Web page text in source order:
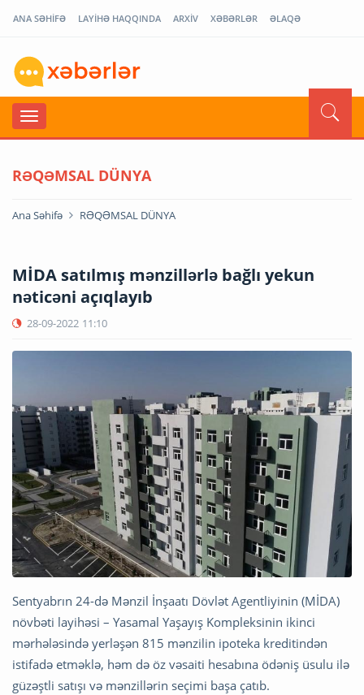
ANA SƏHİFƏ LAYİHƏ HAQQINDA ARXİV XƏBƏRLƏR ƏLAQƏ
RƏQƏMSAL DÜNYA
Ana Səhifə RƏQƏMSAL DÜNYA
MİDA satılmış mənzillərlə bağlı yekun
nəticəni açıqlayıb
28-09-2022 11:10
Sentyabrın 24-də Mənzil İnşaatı Dövlət Agentliyinin (MİDA)
növbəti layihəsi – Yasamal Yaşayış Kompleksinin ikinci
mərhələsində yerləşən 815 mənzilin ipoteka kreditindən
istifadə etməklə, həm də öz vəsaiti hesabına ödəniş üsulu ilə
güzəştli satışı və mənzillərin seçimi başa çatıb.